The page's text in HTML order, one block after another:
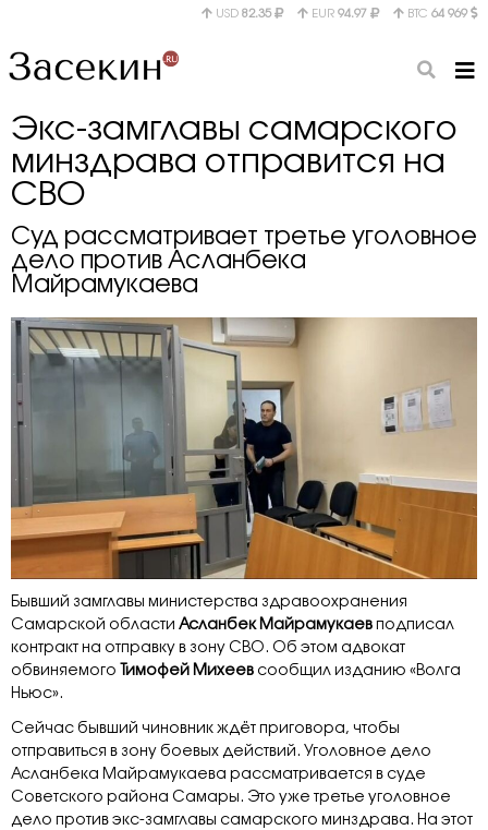
USD 82.35 EUR 94.97 BTC 64 969
Экс-замглавы самарского
минздрава отправится на
СВО
Суд рассматривает третье уголовное
дело против Асланбека
Майрамукаева
Бывший замглавы министерства здравоохранения
Самарской области Асланбек Майрамукаев подписал
контракт на отправку в зону СВО. Об этом адвокат
обвиняемого
Тимофей Михеев сообщил изданию «Волга
Ньюс».
Сейчас бывший чиновник ждёт приговора, чтобы
отправиться в зону боевых действий. Уголовное дело
Асланбека Майрамукаева рассматривается в суде
Советского района Самары. Это уже третье уголовное
дело против экс-замглавы самарского минздрава. На этот